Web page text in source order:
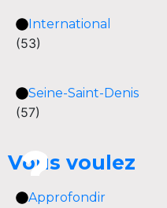
International
(53)
Seine-Saint-Denis
(57)
Vous voulez
Approfondir